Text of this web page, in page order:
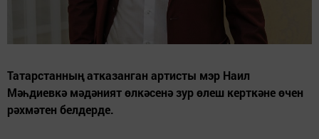
Татарстанның атказанган артисты мэр Наил
Мәһдиевкә мәдәният өлкәсенә зур өлеш керткәне өчен
рәхмәтен белдерде.